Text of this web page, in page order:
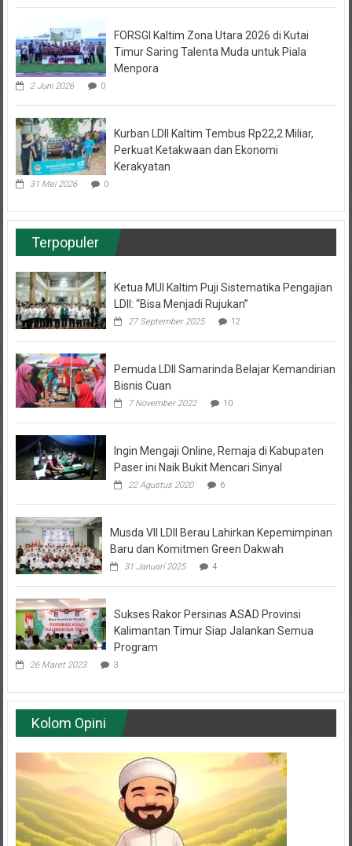
Timur Saring Talenta Muda untuk Piala
Menpora
2 Juni 2026 0
Perkuat Ketakwaan dan Ekonomi
Kerakyatan
31 Mei 2026 0
Terpopuler
LDII: “Bisa Menjadi Rujukan”
27 September 2025 12
Bisnis Cuan
7 November 2022
Paser ini Naik Bukit Mencari Sinyal
22 Agustus 2020 6
Baru dan Komitmen Green Dakwah
31 Januari 2025 4
Kalimantan Timur Siap Jalankan Semua
Program
26 Maret 2023 3
Kolom Opini